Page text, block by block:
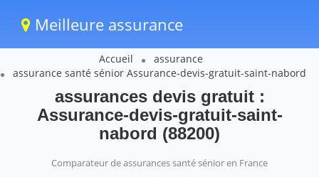
Meilleure assurance
Accueil
assurance
assurance santé sénior Assurance-devis-gratuit-saint-nabord
assurances devis gratuit :
Assurance-devis-gratuit-saint-
nabord (88200)
Comparateur de assurances santé sénior en France